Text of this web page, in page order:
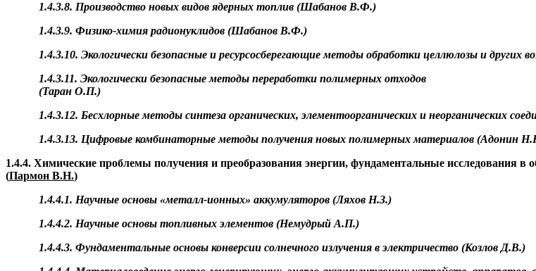
1.4.3.8. Производство новых видов ядерных топлив (Шабанов В.Ф.)
1.4.3.9.Физико-химия радионуклидов (Шабанов В.Ф.)
1.4.3.10. Экологически безопасные и ресурсосберегающие методы обработки целлюлозы и других
1.4.3.11. Экологически безопасные методы переработки полимерных отходов
(Таран О.П.)
1.4.3.12. Бесхлорныеметоды синтеза органических, элементоорганических и неорганических
1.4.3.13. Цифровые комбинаторные методы получения новых полимерных материалов (Адонин
1.4.4. Химические проблемы получения и преобразования энергии, фундаментальные исследования в
(Пармон В.Н.)
1.4.4.1. Научные основы «металл-ионных» аккумуляторов (Ляхов Н.З.)
1.4.4.2. Научные основы топливных элементов (Немудрый А.П.)
1.4.4.3. Фундаментальные основы конверсии солнечного излучения в электричество (Козлов Д.В.)